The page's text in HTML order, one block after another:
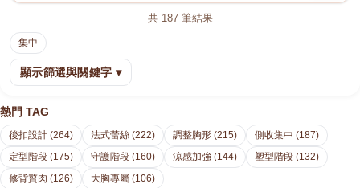
共 187筆結果
集中
顯示篩選與關鍵字 ▾
熱門 TAG
後扣設計 (264) 法式蕾絲 (222) 調整胸形 (215)
側收集中 (187)
定型階段 (175)
守護階段 (160) 涼感加強 (144)
塑型階段 (132)
修背贅肉 (126)
大胸專屬 (106)